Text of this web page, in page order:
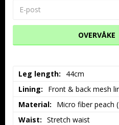
OVERVÅKE
Leg length
44cm
Lining
Front & back mesh
Material
Micro fiber peach
Waist
Stretch waist